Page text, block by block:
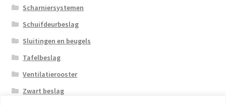
Scharniersystemen
Schuifdeurbeslag
Sluitingen en beugels
Tafelbeslag
Ventilatierooster
Zwart beslag